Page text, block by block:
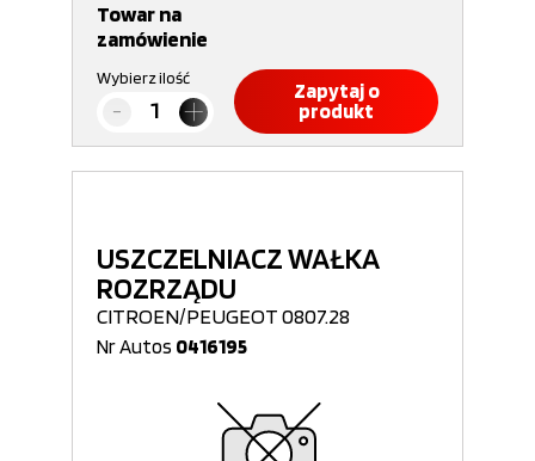
Towar na
zamówienie
Wybierz ilość
Zapytaj o
produkt
USZCZELNIACZ WAŁKA
ROZRZĄDU
CITROEN/PEUGEOT 0807.28
Nr Autos 0416195